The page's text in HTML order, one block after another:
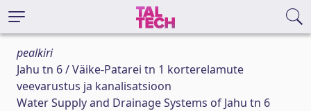
pealkiri
Jahu tn 6 / Väike-Patarei tn 1 korterelamute
veevarustus ja kanalisatsioon
Water Supply and Drainage Systems of Jahu tn 6